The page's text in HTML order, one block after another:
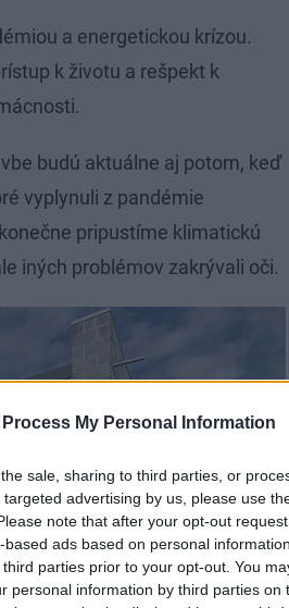
Process My Personal Information
sale, sharing to third parties, or
advertising by us, please use
note that after your opt-out
ads based on personal
parties prior to your opt-out. You
personal information by third parties on
a energetickou krízou.
k životu a rešpekt k
budú aktuálne aj potom, keď
vyplynuli z pandémie
pripustíme klimatickú
iných problémov zakrývali oči.